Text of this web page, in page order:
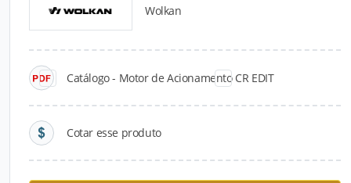
Wolkan
Catálogo - Motor de Acionamento CR EDIT
Cotar esse produto
Catálogos para Download